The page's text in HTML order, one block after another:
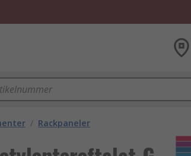
/ Rackpaneler